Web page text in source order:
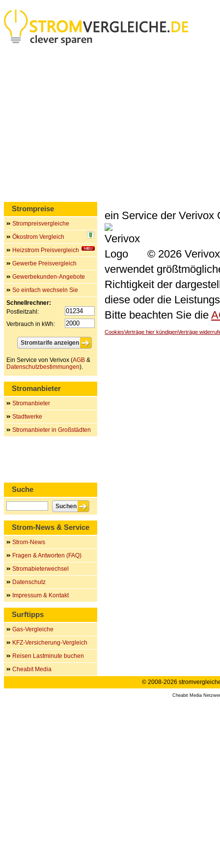
ein Service der Verivox
© 2026
verwendet
Richtigkeit der
diese oder die
Bitte beachten Sie die
CookiesVerträge hier kündigenVerträge
Strompreise
Strompreisvergleiche
Ökostrom Vergleich
Heizstrom Preisvergleich
Gewerbe Preisvergleich
Gewerbekunden-Angebote
So einfach wechseln Sie
Schnellrechner:
Postleitzahl:
Verbrauch in kWh:
Ein Service von Verivox (AGB &
Datenschutzbestimmungen).
Stromanbieter
Stromanbieter
Stadtwerke
Stromanbieter in Großstädten
Suche
Strom-News & Service
Strom-News
Fragen & Antworten (FAQ)
Stromabieterwechsel
Datenschutz
Impressum & Kontakt
Surftipps
Gas-Vergleiche
KFZ-Versicherung-Vergleich
Reisen Lastminute buchen
Cheabit Media
© 2008-2026
Cheabit Media